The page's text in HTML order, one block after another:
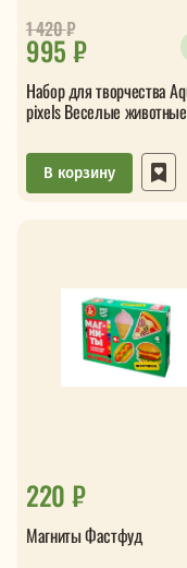
995 ₽
1 420₽
Набор для творчества
pixels Веселые животные
В корзину
220 ₽
Магниты Фастфуд